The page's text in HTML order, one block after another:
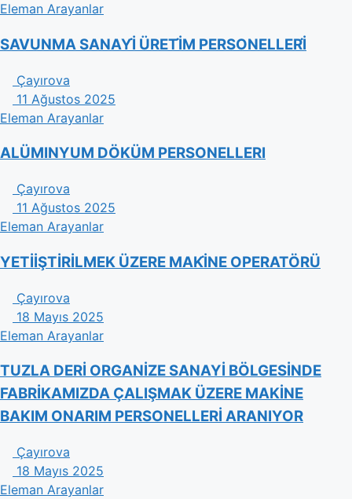
Eleman Arayanlar
SAVUNMA SANAYİ̇ ÜRETİ̇M PERSONELLERİ̇
Çayırova
11 Ağustos 2025
Eleman Arayanlar
ALÜMINYUM DÖKÜM PERSONELLERI
Çayırova
11 Ağustos 2025
Eleman Arayanlar
YETİİŞTİRİLMEK ÜZERE MAKİ̇NE OPERATÖRÜ
Çayırova
18 Mayıs 2025
Eleman Arayanlar
TUZLA DERİ ORGANİZE SANAYİ BÖLGESİNDE
FABRİKAMIZDA ÇALIŞMAK ÜZERE MAKİNE
BAKIM ONARIM PERSONELLERİ ARANIYOR
Çayırova
18 Mayıs 2025
Eleman Arayanlar